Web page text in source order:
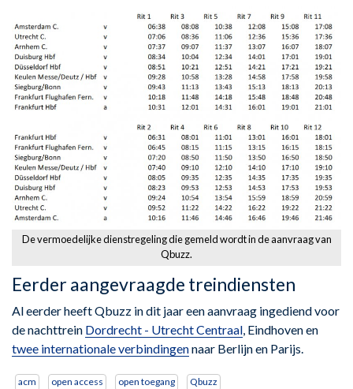
De vermoedelijke dienstregeling die gemeld wordt in de aanvraag van
Qbuzz.
Eerder aangevraagde treindiensten
Al eerder heeft Qbuzz in dit jaar een aanvraag ingediend voor
de nachttrein Dordrecht - Utrecht Centraal, Eindhoven en
twee internationale verbindingennaar Berlijn en Parijs.
acm open access open toegang Qbuzz